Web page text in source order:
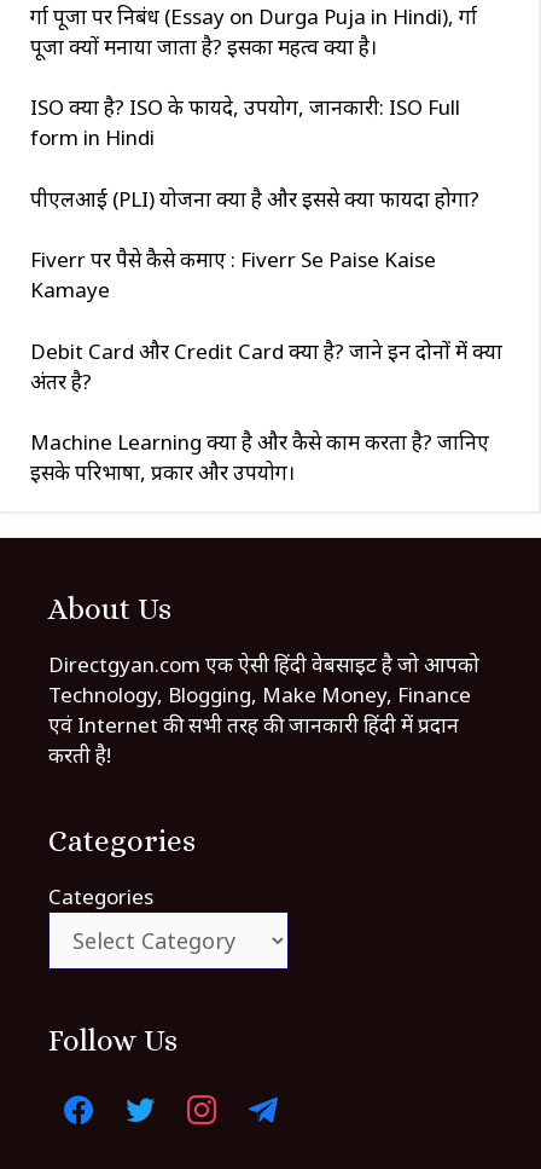
दुर्गा पूजा पर निबंध (Essay on Durga Puja in Hindi), दुर्गा
पूजा क्यों मनाया जाता है? इसका महत्व क्या है।
ISO क्या है? ISO के फायदे, उपयोग, जानकारी: ISO Full
form in Hindi
पीएलआई (PLI) योजना क्या है और इससे क्या फायदा होगा?
Fiverr पर पैसे कैसे कमाए : Fiverr Se Paise Kaise
Kamaye
Debit Card और Credit Card क्या है? जाने इन दोनों में क्या
अंतर है?
Machine Learning क्या है और कैसे काम करता है? जानिए
इसके परिभाषा, प्रकार और उपयोग।
About Us
Directgyan.com एक ऐसी हिंदी वेबसाइट है जो आपको
Technology, Blogging, Make Money, Finance
एवं Internet की सभी तरह की जानकारी हिंदी में प्रदान
करती है!
Categories
Categories
Follow Us